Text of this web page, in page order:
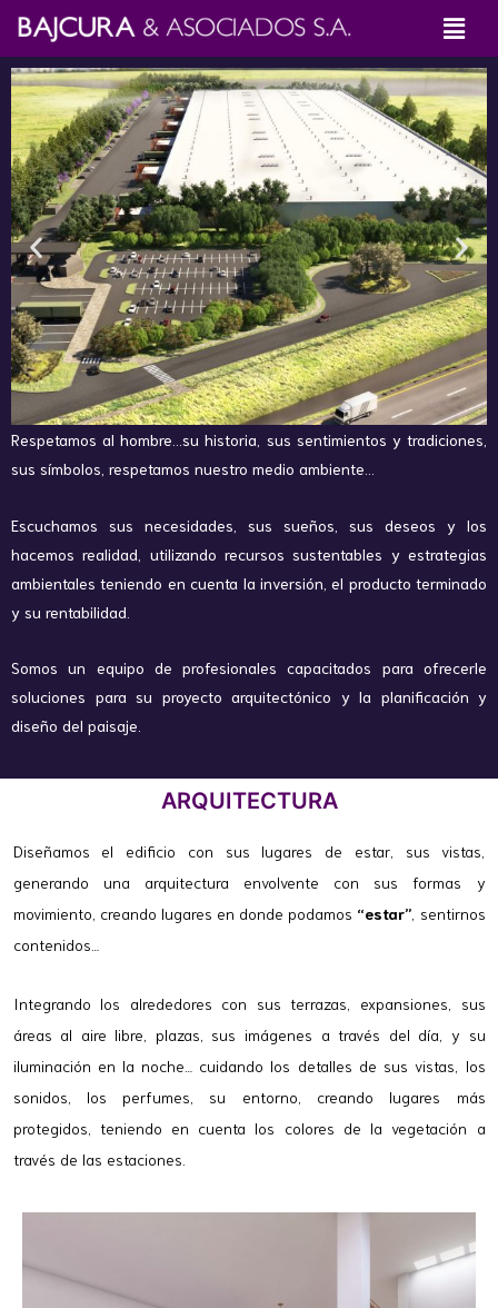
Respetamos al hombre…su historia, sus sentimientos y tradiciones,
sus símbolos, respetamos nuestro medio ambiente…
Escuchamos sus necesidades, sus sueños, sus deseos y los
hacemos realidad, utilizando recursos sustentables y estrategias
ambientales teniendo en cuenta la inversión, el producto terminado
y su rentabilidad.
Somos un equipo de profesionales capacitados para ofrecerle
soluciones para su proyecto arquitectónico y la planificación y
diseño del paisaje.
ARQUITECTURA
Diseñamos el edificio con sus lugares de estar, sus vistas,
generando una arquitectura envolvente con sus formas y
movimiento, creando lugares en donde podamos “estar” , sentirnos
contenidos…
Integrando los alrededores con sus terrazas, expansiones, sus
áreas al aire libre, plazas, sus imágenes a través del día, y su
iluminación en la noche… cuidando los detalles de sus vistas, los
sonidos, los perfumes, su entorno, creando lugares más
protegidos, teniendo en cuenta los colores de la vegetación a
través de las estaciones.